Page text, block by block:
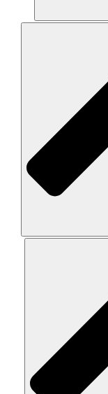
والحوار